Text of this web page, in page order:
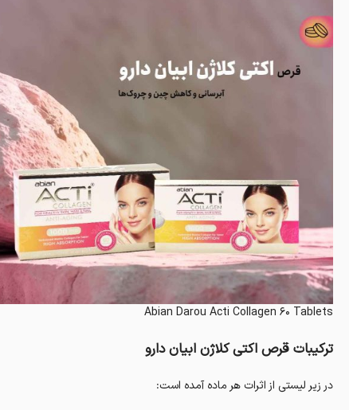
Abian Darou Acti Collagen 60 Tablets
ترکیبات قرص اکتی کلاژن ابیان دارو
در زیر لیستی از اثرات هر ماده آمده است: